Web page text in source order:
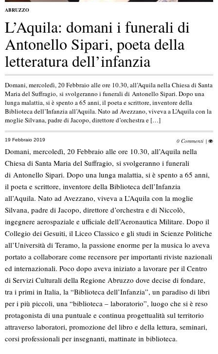
ABRUZZO
L’Aquila: domani i funerali di
Antonello Sipari, poeta della
letteratura dell’infanzia
Domani, mercoledì, 20 Febbraio alle ore 10.30, all’Aquila nella Chiesa di Santa
Maria del Suffragio, si svolgeranno i funerali di Antonello Sipari. Dopo una
lunga malattia, si è spento a 65 anni, il poeta e scrittore, inventore della
Biblioteca dell’Infanzia all’Aquila. Nato ad Avezzano, viveva a L’Aquila con la
moglie Silvana, padre di Jacopo, direttore d’orchestra e […]
19 Febbraio 2019 0 Commenti |
Domani, mercoledì, 20 Febbraio alle ore 10.30, all’Aquila nella
Chiesa di Santa Maria del Suffragio, si svolgeranno i funerali
di Antonello Sipari. Dopo una lunga malattia, si è spento a 65 anni,
il poeta e scrittore, inventore della Biblioteca dell’Infanzia
all’Aquila. Nato ad Avezzano, viveva a L’Aquila con la moglie
Silvana, padre di Jacopo, direttore d’orchestra e di Niccolò,
ingegnere aerospaziale e ufficiale dell’Aeronautica Militare. Dopo il
Collegio dei Gesuiti, il Liceo Classico e gli studi in Scienze Politiche
all’Università di Teramo, la passione enorme per la musica lo aveva
portato a collaborare come recensore per importanti riviste nazionali
ed internazionali. Poco dopo aveva iniziato a lavorare per il Centro
di Servizi Culturali della Regione Abruzzo dove decise di fondare,
tra i primi in Italia, la “Biblioteca dell’Infanzia”, un paradiso di libri
per i più piccoli, una “biblioteca – laboratorio”, luogo che si è reso
protagonista di una puntuale e continua progettualità sul territorio
attraverso laboratori, promozione del libro e della lettura, seminari,
corsi professionali per insegnanti, mattinate in biblioteca.